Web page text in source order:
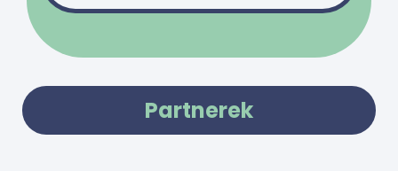
Partnerek